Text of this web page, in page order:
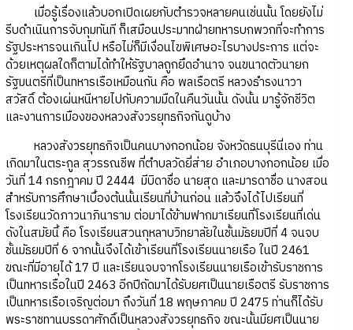
เมื่อรู้เรื่องแล้วบอกเปิดเผยกับตำรวจหลายคนเช่นนั้น โดยยังไม่
รีบดำเนินการจับกุมทันที ก็เสมือนประมาทฝ่ายทหารบกพวกที่จะทำการ
รัฐประหารจนเกินไป หรือไม่ก็มีเงื่อนไขพิเศษอะไรบางประการ แต่จะ
ด้วยเหตุผลใดก็ตามได้ทำให้รัฐบาลถูกยึดอำนาจ จนขนาดตัวนายก
รัฐมนตรีที่เป็นทหารเรือเหมือนกัน คือ พลเรือตรี หลวงธำรงนาวา
สวัสดิ์ ต้องเผ่นหนีหายไปกับความมืดในคืนวันนั้น ดังนั้น มารู้จักชีวิต
และงานการเมืองของหลวงสังวรยุทธกิจกันดูบ้าง
หลวงสังวรยุทธกิจเป็นคนบางกอกน้อย จังหวัดธนบุรีนี่เอง ท่าน
เกิดมาในตระกูล สุวรรณชีพ ที่ตำบลวัดยี่ส่าย อำเภอบางกอกน้อย เมื่อ
วันที่ 14 กรกฎาคม ปี 2444 มีบิดาชื่อ นายสุด และมารดาชื่อ นางสอน
สำหรับการศึกษาเบื้องต้นนั้นเรียนที่บ้านก่อน แล้วจึงได้ไปเรียนที่
โรงเรียนวัดภาวนาภินาราม ต่อมาได้ข้ามฟากมาเรียนที่โรงเรียนที่เด่น
ดังในสมัยนี้ คือ โรงเรียนสวนกุหลาบวิทยาลัยในชั้นมัธยมปีที่ 4 จนจบ
ชั้นมัธยมปีที่ 6 จากนั้นจึงได้เข้าเรียนที่โรงเรียนนายเรือ ในปี 2461
ขณะที่มีอายุได้ 17 ปี และเรียนจบจากโรงเรียนนายเรือเข้ารับราชการ
เป็นทหารเรือในปี 2463 อีกปีถัดมาได้รับยศเป็นนายเรือตรี รับราชการ
เป็นทหารเรือเจริญต่อมา ถึงวันที่ 18 พฤษภาคม ปี 2475 ท่านก็ได้รับ
พระราชทานบรรดาศักดิ์เป็นหลวงสังวรยุทธกิจ ขณะนั้นมียศเป็นนาย